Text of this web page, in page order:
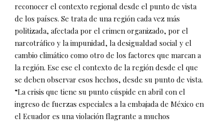
reconocer el contexto regional desde el punto de vista
de los países. Se trata de una región cada vez más
politizada, afectada por el crimen organizado, por el
narcotráfico y la impunidad, la desigualdad social y el
cambio climático como otro de los factores que marcan a
la región. Ese ese el contexto de la región desde el que
se deben observar esos hechos, desde su punto de vista.
“La crisis que tiene su punto cúspide en abril con el
ingreso de fuerzas especiales a la embajada de México en
el Ecuador es una violación flagrante a muchos